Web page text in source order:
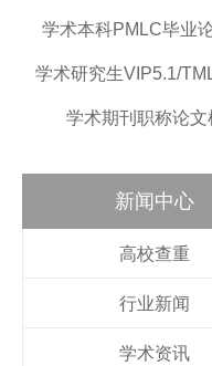
学术本科PMLC毕业
学术研究生VIP5.1/
学术期刊职称论文
新闻中心
高校查重
行业新闻
学术资讯